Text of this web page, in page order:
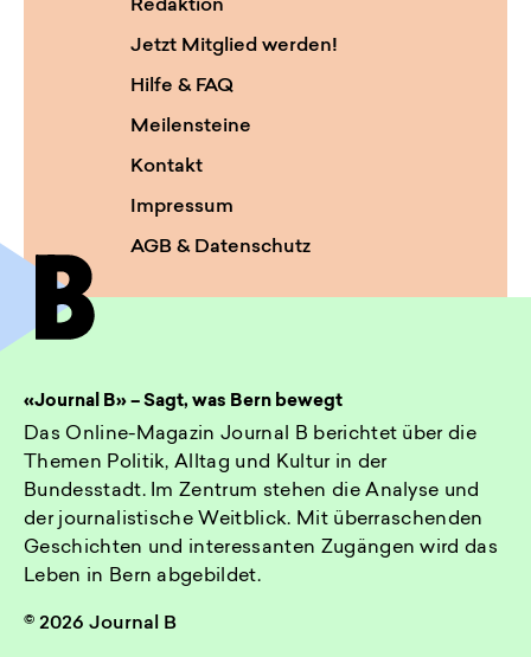
Redaktion
Jetzt Mitglied werden!
Hilfe & FAQ
Meilensteine
Kontakt
Impressum
AGB & Datenschutz
«Journal B» – Sagt, was Bern bewegt
Das Online-Magazin Journal B berichtet über die
Themen Politik, Alltag und Kultur in der
Bundesstadt. Im Zentrum stehen die Analyse und
der journalistische Weitblick. Mit überraschenden
Geschichten und interessanten Zugängen wird das
Leben in Bern abgebildet.
© 2026 Journal B